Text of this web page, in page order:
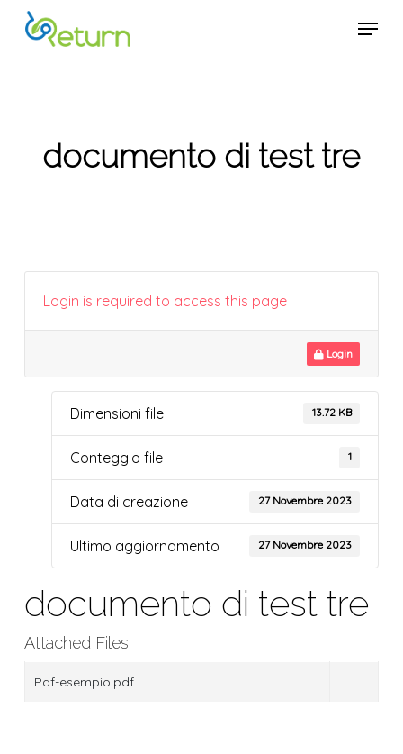
Menu
documento di test tre
Login is required to access this page
Login
Dimensioni file 13.72 KB
Conteggio file 1
Data di creazione 27 Novembre 2023
Ultimo aggiornamento 27 Novembre 2023
documento di test tre
Attached Files
Pdf-esempio.pdf